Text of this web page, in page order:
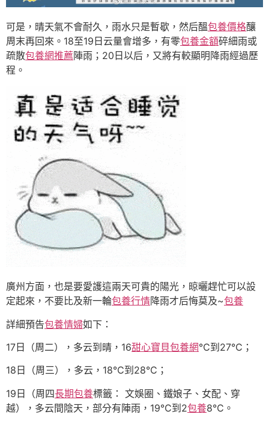
可是，晴天氣不會耐久，雨水只是暫歇，然后醞包養價格釀
周末再回來。18至19日云量會增多，有零包養金額碎細雨或
疏散包養網推薦陣雨；20日以后，又將有較顯明降雨經過歷
程。
廣州方面，也是要愛護這兩天可貴的陽光，晾曬趕忙可以設
定起來，不要比及新一輪包養行情降雨才后悔莫及~包養
詳細預告包養情婦如下：
17日（周二），多云到晴，16甜心寶貝包養網℃到27℃；
18日（周三），多云，18℃到28℃；
19日（周四長期包養標籤： 文娛圈、鐵娘子、女配、穿
越），多云間陰天，部分有陣雨，19℃到2包養8℃。